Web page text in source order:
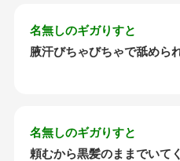
名無しのギガりすと
腋汗びちゃびちゃで舐めら
名無しのギガりすと
頼むから黒髪のままでいて